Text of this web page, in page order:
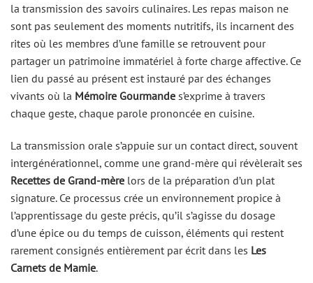
la transmission des savoirs culinaires. Les repas maison ne
sont pas seulement des moments nutritifs, ils incarnent des
rites où les membres d’une famille se retrouvent pour
partager un patrimoine immatériel à forte charge affective. Ce
lien du passé au présent est instauré par des échanges
vivants où la Mémoire Gourmande s’exprime à travers
chaque geste, chaque parole prononcée en cuisine.
La transmission orale s’appuie sur un contact direct, souvent
intergénérationnel, comme une grand-mère qui révèlerait ses
Recettes de Grand-mère lors de la préparation d’un plat
signature. Ce processus crée un environnement propice à
l’apprentissage du geste précis, qu’il s’agisse du dosage
d’une épice ou du temps de cuisson, éléments qui restent
rarement consignés entièrement par écrit dans les Les
Carnets de Mamie.